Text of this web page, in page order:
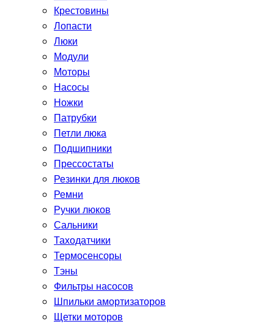
Крестовины
Лопасти
Люки
Модули
Моторы
Насосы
Ножки
Патрубки
Петли люка
Подшипники
Прессостаты
Резинки для люков
Ремни
Ручки люков
Сальники
Таходатчики
Термосенсоры
Тэны
Фильтры насосов
Шпильки амортизаторов
Щетки моторов